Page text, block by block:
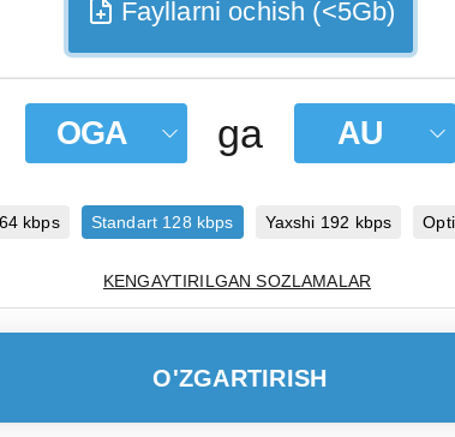
Fayllarni ochish (<5Gb)
OGA ga AU
kbps Standart 128 kbps Yaxshi 192 kbps
KENGAYTIRILGAN SOZLAMALAR
O'ZGARTIRISH